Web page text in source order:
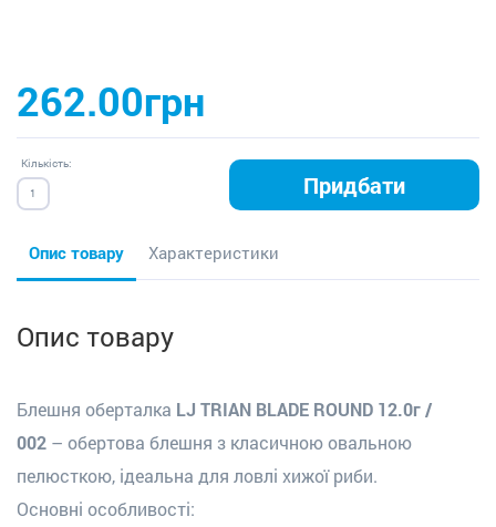
262.00грн
Кількість:
Придбати
Опис товару Характеристики
Опис товару
Блешня оберталка LJ TRIAN BLADE ROUND 12.0г /
002 – обертова блешня з класичною овальною
пелюсткою, ідеальна для ловлі хижої риби.
Основні особливості: